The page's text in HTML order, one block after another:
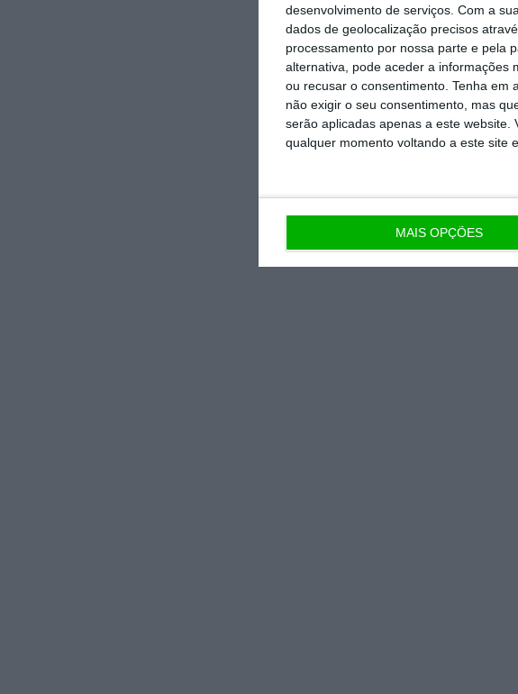
desenvolvimento de serviços. Com a
dados de geolocalização precisos
processamento por nossa parte e pela
alternativa, pode aceder a informações
ou recusar o consentimento. Tenha em
não exigir o seu consentimento, mas
serão aplicadas apenas a este
qualquer momento voltando a este site
MAIS OPÇÕES